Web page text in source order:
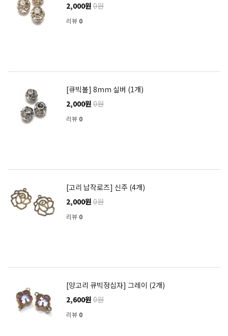
2,000원 0원
리뷰 0
[큐빅볼] 8mm 실버 (1개)
2,000원 0원
리뷰 0
[고리 납작로즈] 신주 (4개)
2,000원 0원
리뷰 0
[양고리 큐빅정십자] 그레이 (2개)
2,600원 0원
리뷰 0